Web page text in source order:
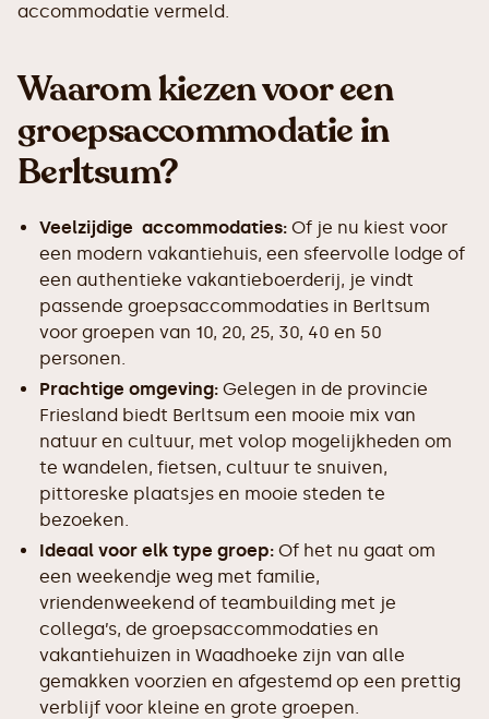
accommodatie vermeld.
Waarom kiezen voor een
groepsaccommodatie in
Berltsum?
Veelzijdige accommodaties: Of je nu kiest voor
een modern vakantiehuis, een sfeervolle lodge of
een authentieke vakantieboerderij, je vindt
passende groepsaccommodaties in Berltsum
voor groepen van 10, 20, 25, 30, 40 en 50
personen.
Prachtige omgeving: Gelegen in de provincie
Friesland biedt Berltsum een mooie mix van
natuur en cultuur, met volop mogelijkheden om
te wandelen, fietsen, cultuur te snuiven,
pittoreske plaatsjes en mooie steden te
bezoeken.
Ideaal voor elk type groep: Of het nu gaat om
een weekendje weg met familie,
vriendenweekend of teambuilding met je
collega’s, de groepsaccommodaties en
vakantiehuizen in Waadhoeke zijn van alle
gemakken voorzien en afgestemd op een prettig
verblijf voor kleine en grote groepen.